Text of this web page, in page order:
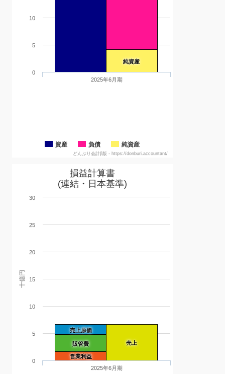
純資産
資産 負債 純資産
2025年6月期
0
5
10
どんぶり会計β版 - https://donburi.accountant/
十億円
損益計算書
(連結・日本基準)
売上原価
販管費
営業利益
売上
2025年6月期
0
5
10
15
20
25
30